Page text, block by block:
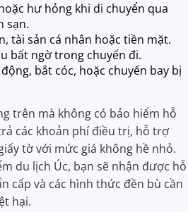
hư hỏng khi di chuyển qua
sạn.
tài sản cá nhân hoặc tiền mặt.
bất ngờ trong chuyến đi.
bắt cóc, hoặc chuyến bay bị
trên mà không có bảo hiểm hỗ
các khoản phí điều trị, hỗ trợ
tờ với mức giá không hề nhỏ.
du lịch Úc, bạn sẽ nhận được hỗ
cấp và các hình thức đền bù cần
hại.